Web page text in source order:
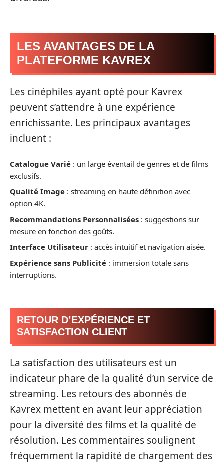
LES AVANTAGES DE LA
PLATEFORME KAVREX
Les cinéphiles ayant opté pour Kavrex
peuvent s’attendre à une expérience
enrichissante. Les principaux avantages
incluent :
Catalogue Varié : un large éventail de genres et de films
exclusifs.
Qualité Image : streaming en haute définition avec
option 4K.
Recommandations Personnalisées : suggestions sur
mesure en fonction des goûts.
Interface Utilisateur : accès intuitif et navigation aisée.
Expérience sans Publicité : immersion totale sans
interruptions.
RETOUR D’EXPÉRIENCE ET
SATISFACTION CLIENT
La satisfaction des utilisateurs est un
indicateur phare de la qualité d’un service de
streaming. Les retours des abonnés de
Kavrex mettent en avant leur appréciation
pour la diversité des films et la qualité de
résolution. Les commentaires soulignent
fréquemment la rapidité de chargement des